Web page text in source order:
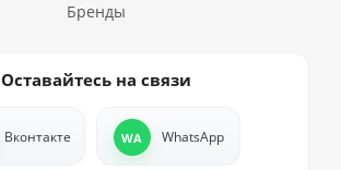
Бренды
Оставайтесь на связи
Вконтакте WhatsApp